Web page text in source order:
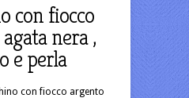
con fiocco
nera ,
e perla
con fiocco argento